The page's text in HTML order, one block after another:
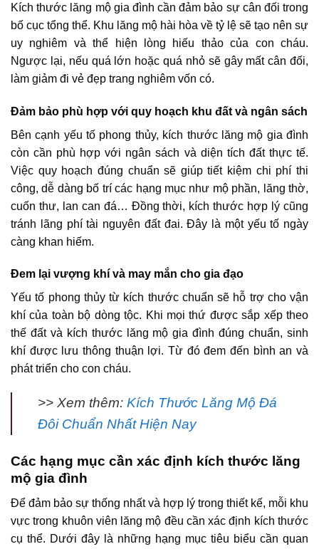
Kích thước lăng mộ gia đình cần đảm bảo sự cân đối trong
bố cục tổng thể. Khu lăng mộ hài hòa về tỷ lệ sẽ tạo nên sự
uy nghiêm và thể hiện lòng hiếu thảo của con cháu.
Ngược lại, nếu quá lớn hoặc quá nhỏ sẽ gây mất cân đối,
làm giảm đi vẻ đẹp trang nghiêm vốn có.
Đảm bảo phù hợp với quy hoạch khu đất và ngân sách
Bên cạnh yếu tố phong thủy, kích thước lăng mộ gia đình
còn cần phù hợp với ngân sách và diện tích đất thực tế.
Việc quy hoạch đúng chuẩn sẽ giúp tiết kiệm chi phí thi
công, dễ dàng bố trí các hạng mục như mộ phần, lăng thờ,
cuốn thư, lan can đá… Đồng thời, kích thước hợp lý cũng
tránh lãng phí tài nguyên đất đai. Đây là một yếu tố ngày
càng khan hiếm.
Đem lại vượng khí và may mắn cho gia đạo
Yếu tố phong thủy từ kích thước chuẩn sẽ hỗ trợ cho vận
khí của toàn bộ dòng tộc. Khi mọi thứ được sắp xếp theo
thế đất và kích thước lăng mộ gia đình đúng chuẩn, sinh
khí được lưu thông thuận lợi. Từ đó đem đến bình an và
phát triển cho con cháu.
>> Xem thêm: Kích Thước Lăng Mộ Đá
Đôi Chuẩn Nhất Hiện Nay
Các hạng mục cần xác định kích thước lăng
mộ gia đình
Để đảm bảo sự thống nhất và hợp lý trong thiết kế, mỗi khu
vực trong khuôn viên lăng mộ đều cần xác định kích thước
cụ thể. Dưới đây là những hạng mục tiêu biểu cần quan